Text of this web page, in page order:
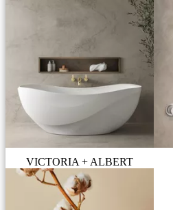
VICTORIA + ALBERT